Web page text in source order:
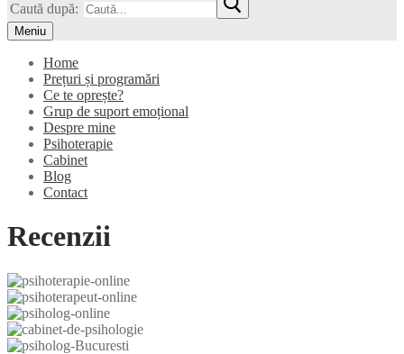
Caută după:
Meniu
Home
Prețuri și programări
Ce te oprește?
Grup de suport emoțional
Despre mine
Psihoterapie
Cabinet
Blog
Contact
Recenzii